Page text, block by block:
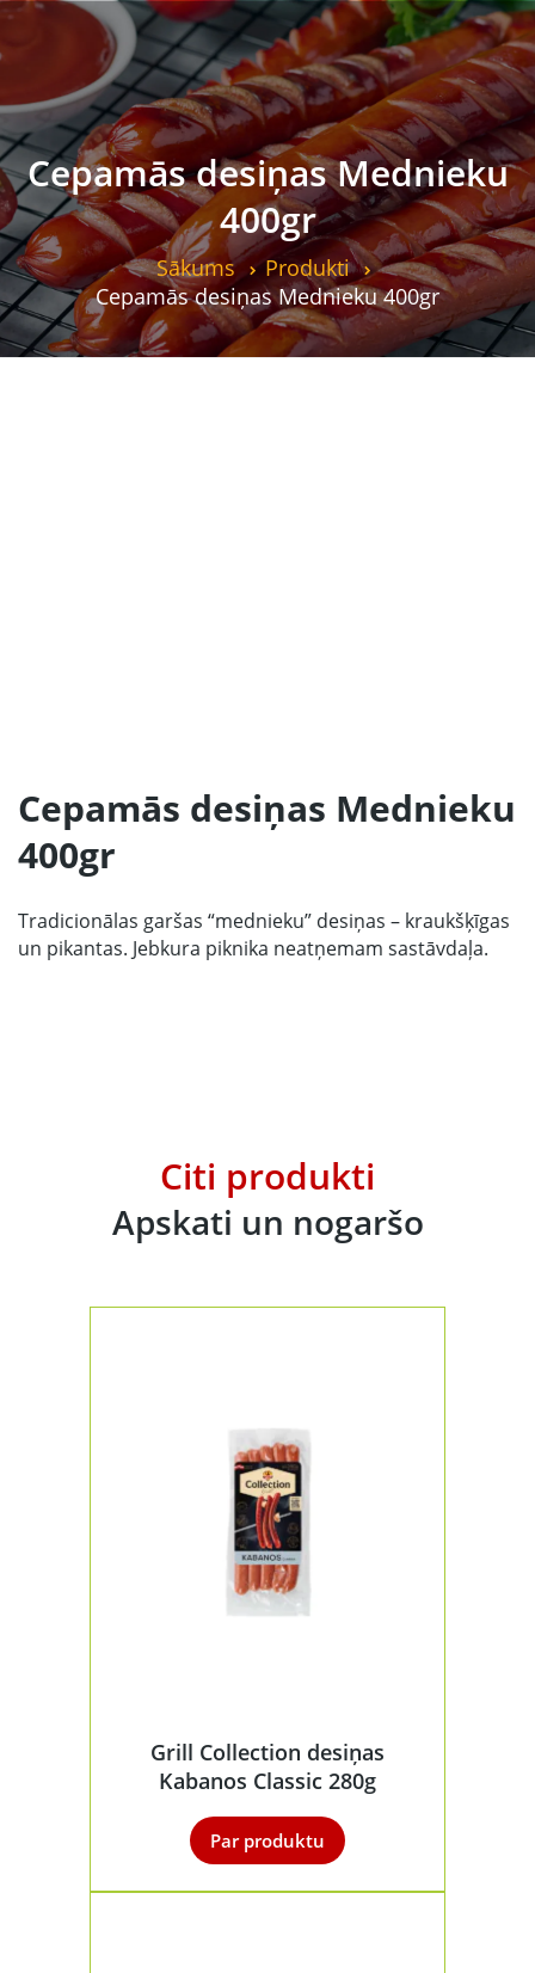
Par ražotāju
Kontakti
67 produktu kolekcija
Cepamās desiņas Mednieku
400gr
Sākums
Produkti
Cepamās desiņas Mednieku 400gr
Cepamās desiņas Mednieku
400gr
Tradicionālas garšas “mednieku” desiņas – kraukšķīgas
un pikantas. Jebkura piknika neatņemam sastāvdaļa.
Citi produkti
Apskati un nogaršo
Grill Collection desiņas
Kabanos Classic 280g
Par produktu